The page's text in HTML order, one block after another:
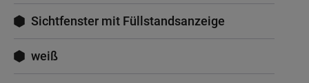
Sichtfenster mit Füllstandsanzeige
weiß